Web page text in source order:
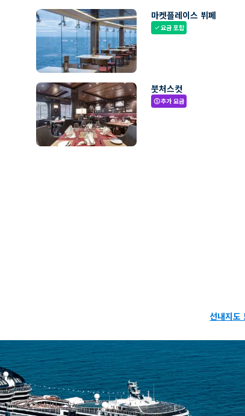
마켓플레이스 뷔페
check요금 포함
붓처스컷
paid추가 요금
선내지도